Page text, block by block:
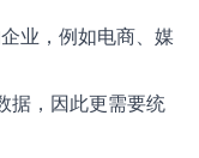
业，例如电商、媒
据，因此更需要统